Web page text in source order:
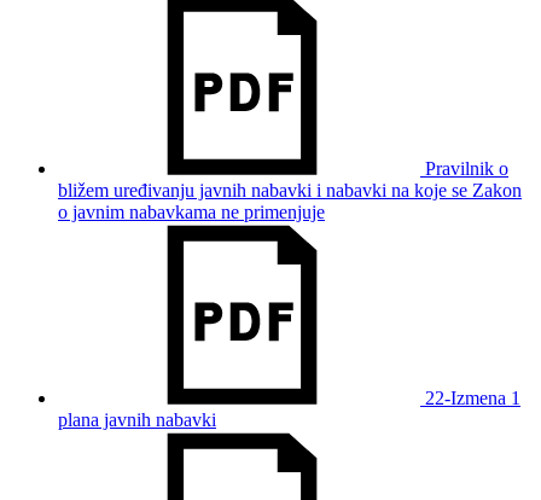
Pravilnik o
bližem uređivanju javnih nabavki i nabavki na koje se Zakon
o javnim nabavkama ne primenjuje
22-Izmena 1
plana javnih nabavki